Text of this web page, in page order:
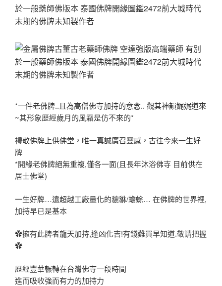
*一件老佛牌..且為高僧佛寺加持的意念.. 觀其神韻娓娓道來
~其形象歷經歲月的風霜是仿不來的*
禮敬佛牌上供佛堂，唯一真誠廣召靈感，古往今來一生好
牌
*開緣老佛牌絕無重複,僅各一面(且長年沐浴佛寺 目前供在
居士佛堂)
一生好牌…遠超越工廠量化的貔貅/蟾蜍… 在佛牌的世界裡,
加持早已是基本
✿擁有此牌者龍天加持,逢凶化吉!有錢難買早知道.敬請把握
✿
歷經豐華輾轉在台灣佛寺一段時間
進而吸收強而有力的加持力